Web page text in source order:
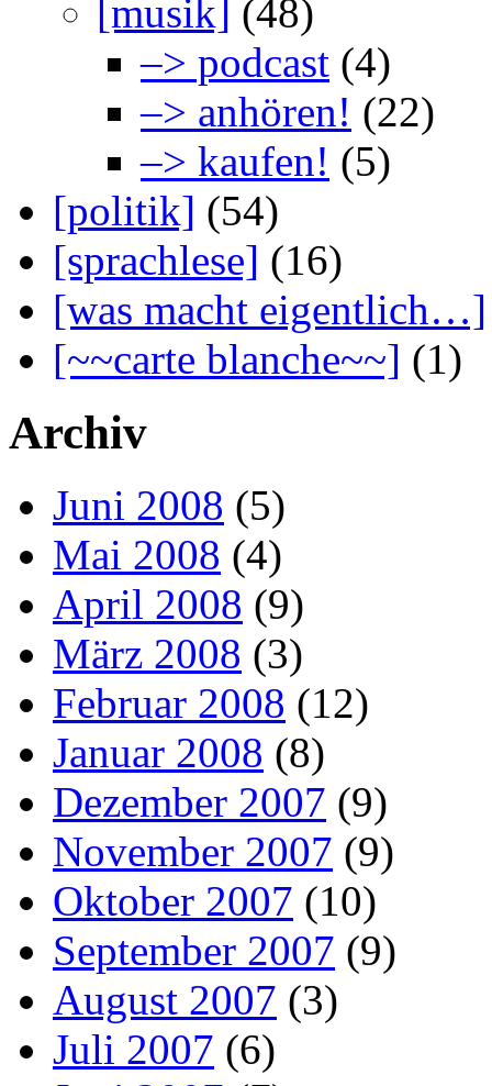
[musik] (48)
–> podcast (4)
–> anhören! (22)
–> kaufen! (5)
[politik] (54)
[sprachlese] (16)
[was macht eigentlich…]
[~~carte blanche~~] (1)
Archiv
Juni 2008 (5)
Mai 2008 (4)
April 2008 (9)
März 2008 (3)
Februar 2008 (12)
Januar 2008 (8)
Dezember 2007 (9)
November 2007 (9)
Oktober 2007 (10)
September 2007 (9)
August 2007 (3)
Juli 2007 (6)